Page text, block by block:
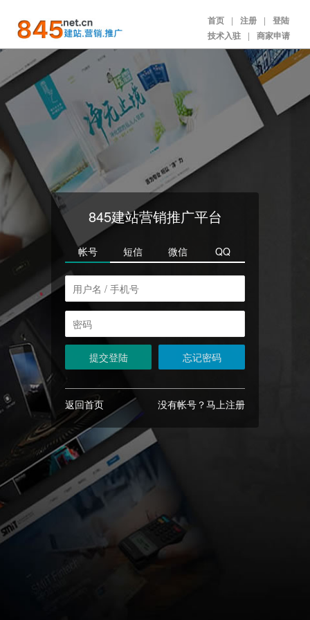
首页 | 注册 |
登陆
技术入驻
| 商家申请
845建站营销推广平台
帐号 短信 微信 QQ
提交登陆 忘记密码
返回首页 没有帐号？马上注册